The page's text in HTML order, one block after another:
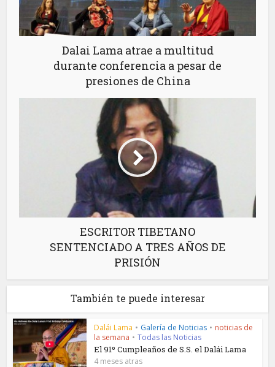
Dalai Lama atrae a multitud
durante conferencia a pesar de
presiones de China
ESCRITOR TIBETANO
SENTENCIADO A TRES AÑOS DE
PRISIÓN
También te puede interesar
Dalái Lama • Galería de Noticias • noticias de
la semana • Todas las Noticias
El 91º Cumpleaños de S.S. el Dalái Lama
4 meses atras